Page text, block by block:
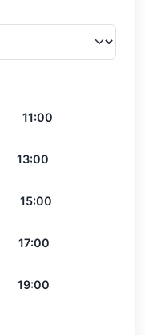
11:00
13:00
15:00
17:00
19:00